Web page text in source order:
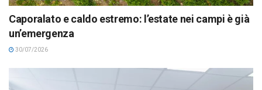
Caporalato e caldo estremo: l’estate nei campi è già
un’emergenza
30/07/2026